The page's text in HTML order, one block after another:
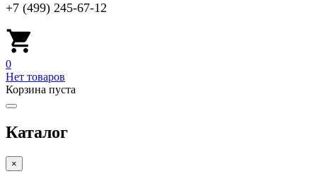
+7 (499) 245-67-12
0
Нет товаров
Корзина пуста
Каталог
×